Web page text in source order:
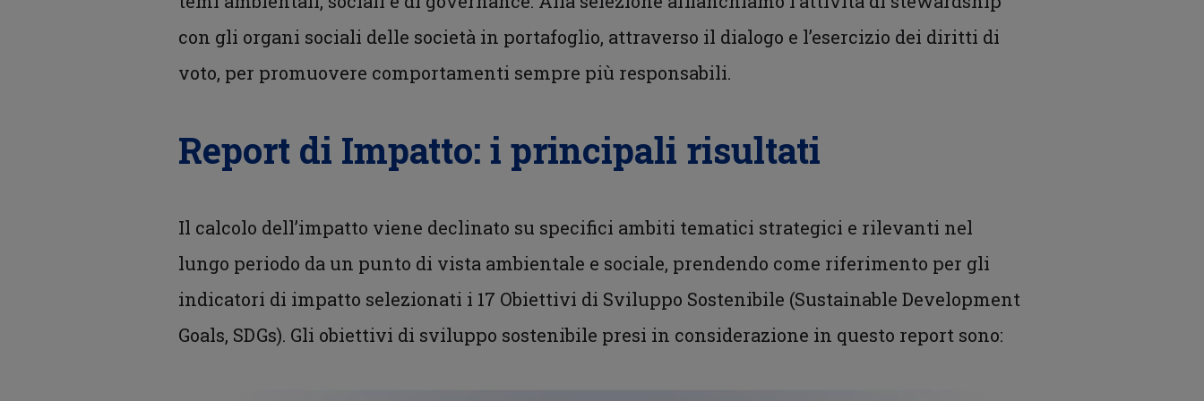
con gli organi sociali delle società in portafoglio, attraverso il dialogo e l’esercizio dei diritti di
voto, per promuovere comportamenti sempre più responsabili.
Report di Impatto: i principali risultati
Il calcolo dell’impatto viene declinato su specifici ambiti tematici strategici e rilevanti nel
lungo periodo da un punto di vista ambientale e sociale, prendendo come riferimento per gli
indicatori di impatto selezionati i 17 Obiettivi di Sviluppo Sostenibile (Sustainable Development
Goals, SDGs). Gli obiettivi di sviluppo sostenibile presi in considerazione in questo report sono: